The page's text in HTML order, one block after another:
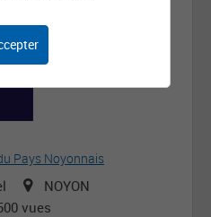
Pays Noyonnais
NOYON
vues